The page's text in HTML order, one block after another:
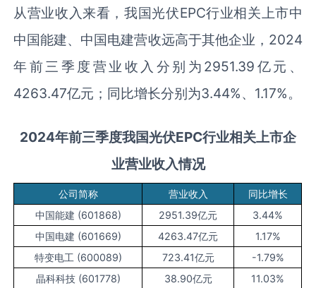
从营业收入来看，我国光伏EPC行业相关上市中
中国能建、中国电建营收远高于其他企业，2024
年前三季度营业收入分别为2951.39亿元、
4263.47亿元；同比增长分别为3.44%、1.17%。
2024年前三季度我国光伏EPC行业相关上市企
业营业收入情况
公司简称 营业收入
同比增长
中国能建 (601868)
2951.39亿元
3.44%
中国电建 (601669)
4263.47亿元
1.17%
特变电工 (600089)
723.41亿元
-1.79%
晶科科技 (601778)
38.90亿元
11.03%